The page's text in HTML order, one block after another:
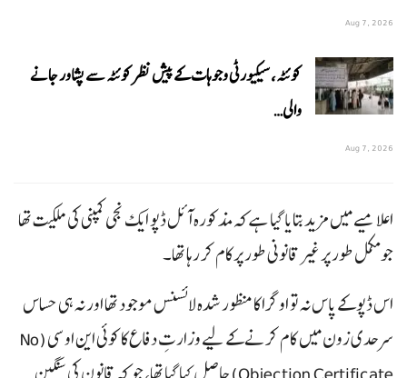
Aug 7, 2026
کوئٹہ، سیکیورٹی وجوہات کے پیش نظر کوئٹہ سے پشاور جانے
والی…
Aug 7, 2026
اعلامیے میں مزید بتایا گیا ہے کہ مذکورہ آئل ڈپو ایک نجی کمپنی کی ملکیت تھا
جو مکمل طور پر غیر قانونی طور پر کام کر رہا تھا۔
اس ڈپو کے پاس نہ تو اوگرا کا منظور شدہ لائسنس موجود تھا اور نہ ہی حساس
سرحدی زون میں کام کرنے کے لیے وزارتِ دفاع کا کوئی این او سی (No